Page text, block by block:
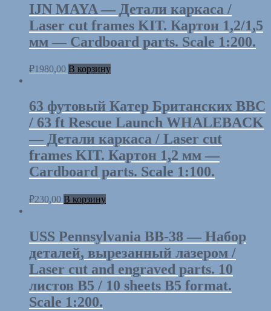
Scale
IJN MAYA — Детали каркаса /
Laser cut frames KIT. Картон 1,2/1,5
мм — Cardboard parts. Scale 1:200.
₽1980,00 В корзину
63 футовый Кaтeр Британских ВВС
/ 63 ft Rescue Launch WHALEBACK
— Детали каркаса / Laser cut
frames KIT. Картон 1,2 мм —
Cardboard parts. Scale 1:100.
₽230,00 В корзину
USS Pennsylvania BB-38 — Набор
деталей, вырезанный лазером /
Laser cut and engraved parts. 10
листов B5 / 10 sheets B5 format.
Scale 1:200.